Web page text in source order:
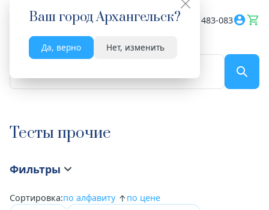
Ваш городАрхангельск?
Да, верно Нет, изменить
Весь сайт 8182 483-083
Тесты прочие
Фильтры
Сортировка:по алфавиту по цене